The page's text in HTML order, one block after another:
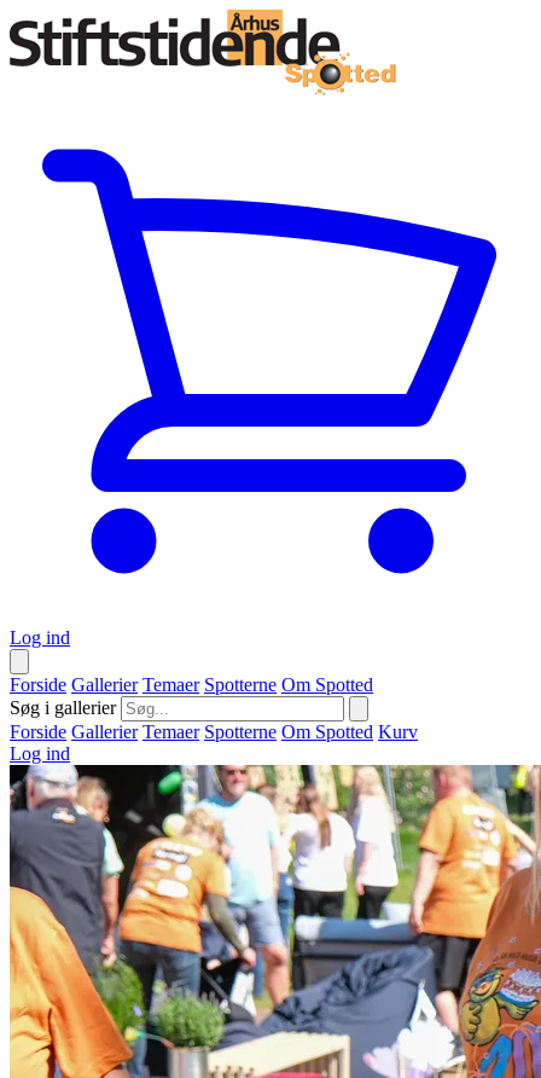
Log ind
Forside Gallerier Temaer Spotterne Om Spotted
Søg i gallerier
Forside Gallerier Temaer Spotterne Om Spotted Kurv
Log ind